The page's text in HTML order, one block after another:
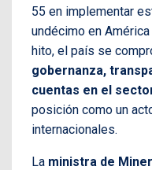
55 en implementar
undécimo en
hito, el país se
gobernanza,
cuentas en el
posición como un
internacionales.
La ministra de